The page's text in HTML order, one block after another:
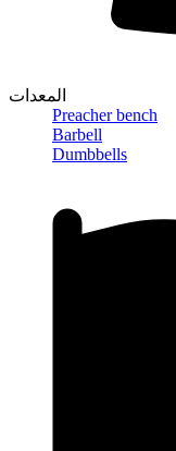
المعدات
Preacher bench
Barbell
Dumbbells